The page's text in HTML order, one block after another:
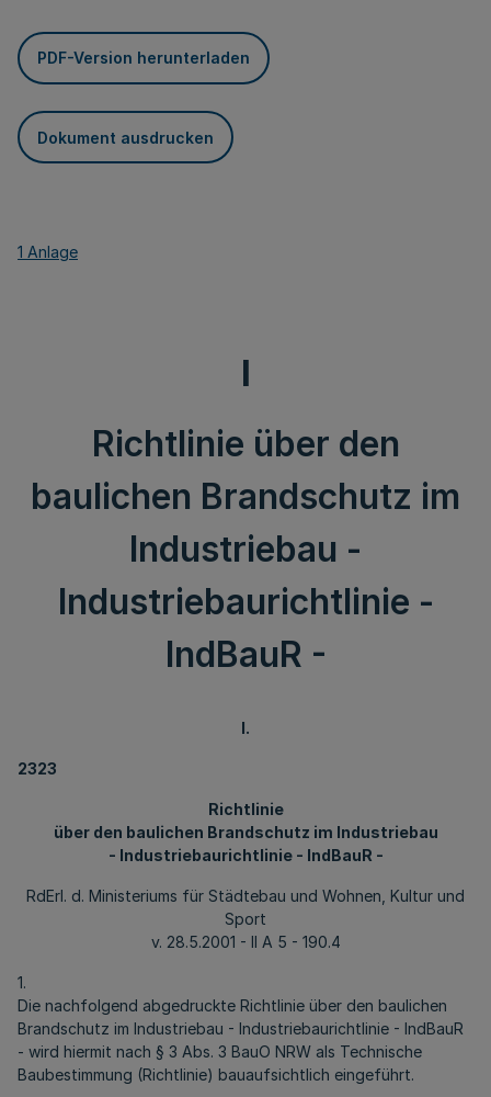
PDF-Version herunterladen
Dokument ausdrucken
1 Anlage
I
Richtlinie über den
baulichen Brandschutz im
Industriebau -
Industriebaurichtlinie -
IndBauR -
I.
2323
Richtlinie
über den baulichen Brandschutz im Industriebau
- Industriebaurichtlinie - IndBauR -
RdErl. d. Ministeriums für Städtebau und Wohnen, Kultur und
Sport
v. 28.5.2001 - II A 5 - 190.4
1.
Die nachfolgend abgedruckte Richtlinie über den baulichen
Brandschutz im Industriebau - Industriebaurichtlinie - IndBauR
- wird hiermit nach § 3 Abs. 3 BauO NRW als Technische
Baubestimmung (Richtlinie) bauaufsichtlich eingeführt.